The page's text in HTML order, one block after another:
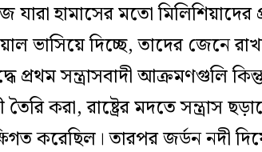
হামাসের মতো
ভাসিয়ে দিচ্ছে, তাদের জেনে
প্রথম সন্ত্রাসবাদী আক্রমণগুলি
করা, রাষ্ট্রের মদতে সন্ত্রাস
করেছিল। তারপর জর্ডন নদী